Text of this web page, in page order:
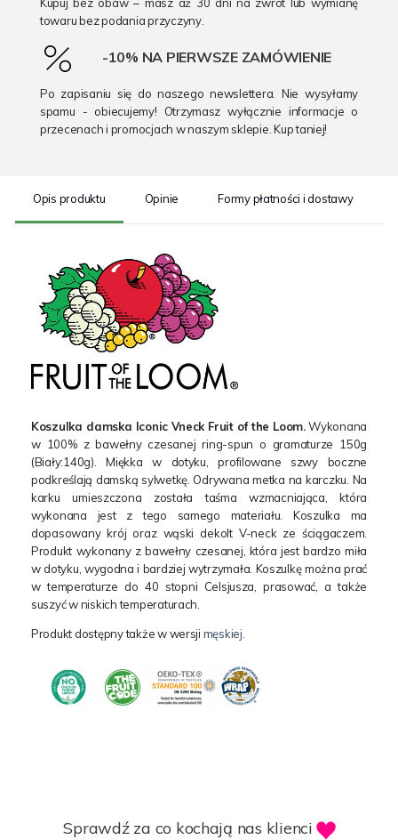
towaru bez podania przyczyny.
-10% NA PIERWSZE ZAMÓWIENIE
Po zapisaniu się do naszego newslettera. Nie wysyłamy
spamu - obiecujemy! Otrzymasz wyłącznie informacje o
przecenach i promocjach w naszym sklepie. Kup taniej!
Opis produktu Opinie Formy płatności i dostawy
Koszulka damska Iconic Vneck Fruit of the Loom.Wykonana
w 100% z bawełny czesanej ring-spun o gramaturze 150g
(Biały:140g). Miękka w dotyku, profilowane szwy boczne
podkreślają damską sylwetkę. Odrywana metka na karczku. Na
karku umieszczona została taśma wzmacniająca, która
wykonana jest z tego samego materiału. Koszulka ma
dopasowany krój oraz wąski dekolt V-neck ze ściągaczem.
Produkt wykonany z bawełny czesanej, która jest bardzo miła
w dotyku, wygodna i bardziej wytrzymała. Koszulkę można prać
w temperaturze do 40 stopni Celsjusza, prasować, a także
suszyć w niskich temperaturach.
Produkt dostępny także w wersji męskiej.
Sprawdź za co kochają nas klienci